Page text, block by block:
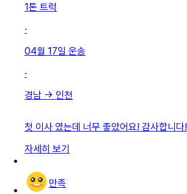
1톤 트럭
·
04월 17일 운송
·
경남 → 인천
첫 이사 였는데 너무 좋았어요! 감사합니다!
자세히 보기
만족